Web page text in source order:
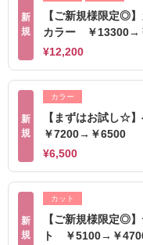
新
規
【ご新規様限定◎
カラー ￥13300→
¥12,200
新
規
カラー
【まずはお試し☆
￥7200→￥6500
¥6,500
新
規
カット
【ご新規様限定◎
ト ￥5100→￥